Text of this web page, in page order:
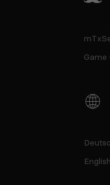
Game
English